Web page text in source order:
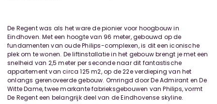
De Regent was als het ware de pionier voor hoogbouw in
Eindhoven. Met een hoogte van 96 meter, gebouwd op de
fundamenten van oude Philips-complexen, is dit een iconische
plek om te wonen. De liftinstallatie in het gebouw brengt je met een
snelheid van 2,5 meter per seconde naar dit fantastische
appartement van circa 125 m2, op de 22e verdieping van het
onlangs gerenoveerde gebouw. Omringd door De Admirant en De
Witte Dame, twee markante fabrieksgebouwen van Philips, vormt
De Regent een belangrijk deel van de Eindhovense skyline.